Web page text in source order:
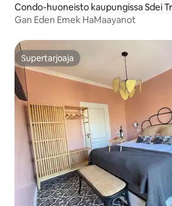
Condo-huoneisto kaupungissa Sdei
Gan Eden Emek HaMaayanot
Supertarjoaja
Supertarjoaja